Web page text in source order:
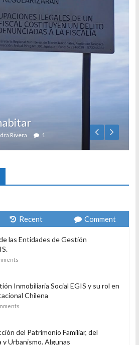
Rivera 1
Recent Comment
las Entidades de Gestión
Inmobiliaria Social EGIS y su rol en
Chilena
del Patrimonio Familiar, del
Urbanismo. Algunas